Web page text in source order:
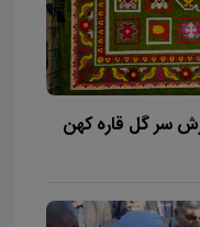
سر گل قاره کهن